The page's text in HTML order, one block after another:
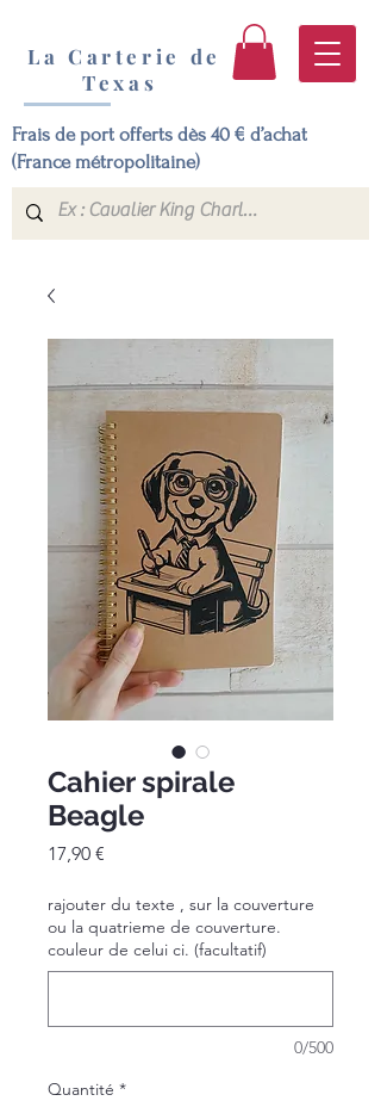
La Carterie de
Texas
Frais de port offerts dès 40 € d’achat
(France métropolitaine)
Cahier spirale
Beagle
17,90 €
rajouter du texte , sur la couverture
ou la quatrieme de couverture.
couleur de celui ci. (facultatif)
0/500
Quantité *